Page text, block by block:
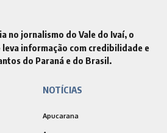
no jornalismo do Vale do Ivaí, o
leva informação com credibilidade e
do Paraná e do Brasil.
NOTÍCIAS
Apucarana